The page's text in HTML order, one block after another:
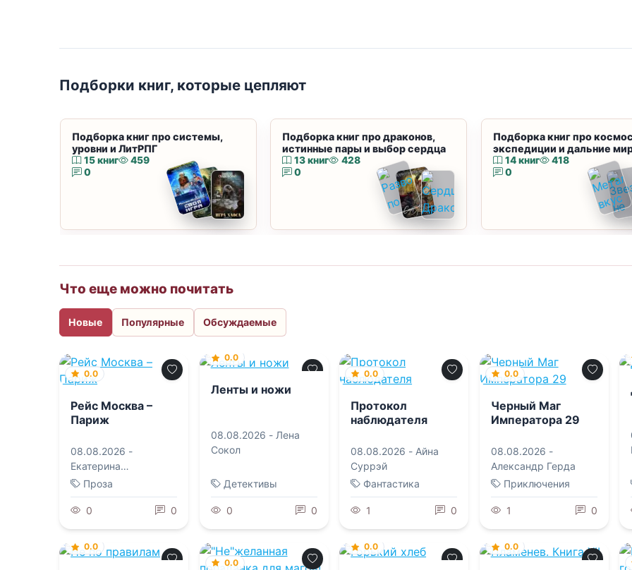
Подборки книг, которые цепляют
Подборка книг про системы,
уровни и ЛитРПГ
15 книг
459
0
Подборка книг про драконов,
истинные пары и выбор сердца
13 книг
428
0
Подборка книг про
экспедиции и дальние
14 книг
418
0
Что еще можно почитать
Новые Популярные Обсуждаемые
0.0
Рейс Москва –
Париж
08.08.2026 -
Екатерина
Робертовна
Рождественская
Проза
0 0
0.0
Ленты и ножи
08.08.2026 - Лена
Сокол
Детективы
0 0
0.0
Протокол
наблюдателя
08.08.2026 - Айна
Суррэй
Фантастика
1 0
0.0
Черный Маг
Императора 29
08.08.2026 -
Александр Герда
Приключения
1 0
0.0
0.0
0.0 0.0